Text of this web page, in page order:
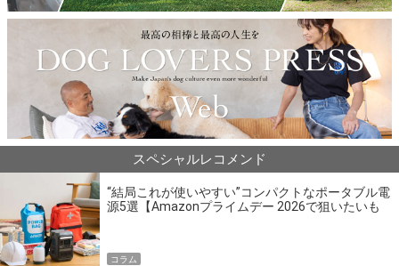
スペシャルレコメンド
“結局これが使いやすい”コンパクトなポータブル電
源5選【Amazonプライムデー 2026で狙いたいも
コラム